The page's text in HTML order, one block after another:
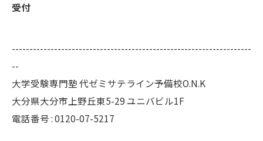
受付
--------------------------------------------------------------------
--
大学受験専門塾 代ゼミサテライン予備校O.N.K
大分県大分市上野丘東5-29 ユニバビル1F
電話番号 : 0120-07-5217